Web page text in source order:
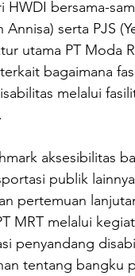
HWDI bersama-
serta PJS
utama PT Moda
bagaimana
melalui
aksesibilitas
publik
pertemuan
MRT melalui
penyandang
tentang bangku